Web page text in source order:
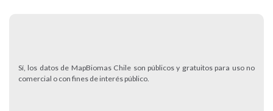
Sí, los datos de MapBiomas Chile son públicos y gratuitos para uso no
comercial o con fines de interés público.